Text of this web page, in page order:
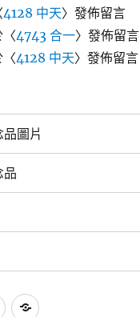
4128 中天〉發佈留言
〈4743 合一〉發佈留言
〈4128 中天〉發佈留言
品圖片
品
常 贊